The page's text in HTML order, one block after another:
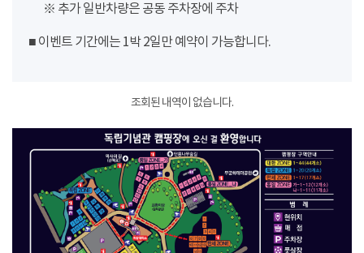
※ 추가 일반차량은 공동 주차장에 주차
■ 이벤트 기간에는 1박 2일만 예약이 가능합니다.
조회된 내역이 없습니다.